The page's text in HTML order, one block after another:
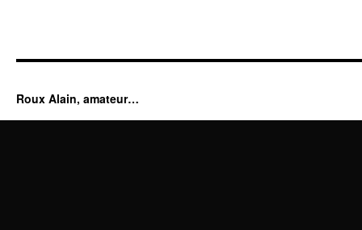
Roux Alain, amateur…